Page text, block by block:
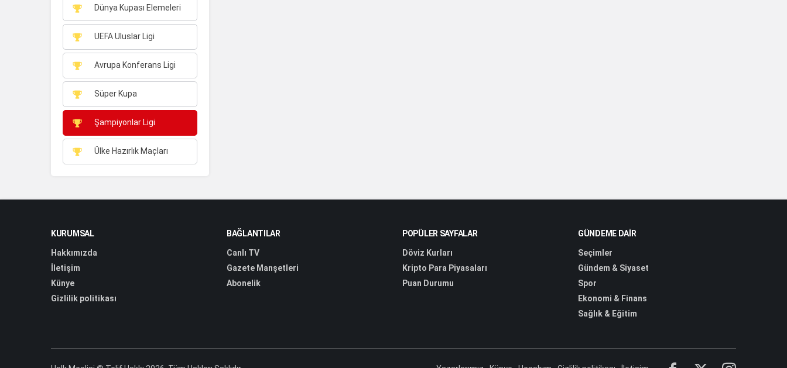
Dünya Kupası Elemeleri
UEFA Uluslar Ligi
Avrupa Konferans Ligi
Süper Kupa
Şampiyonlar Ligi
Ülke Hazırlık Maçları
KURUMSAL
Hakkımızda
İletişim
Künye
Gizlilik politikası
BAĞLANTILAR
Canlı TV
Gazete Manşetleri
Abonelik
POPÜLER SAYFALAR
Döviz Kurları
Kripto Para Piyasaları
Puan Durumu
GÜNDEME DAIR
Seçimler
Gündem & Siyaset
Spor
Ekonomi & Finans
Sağlık & Eğitim